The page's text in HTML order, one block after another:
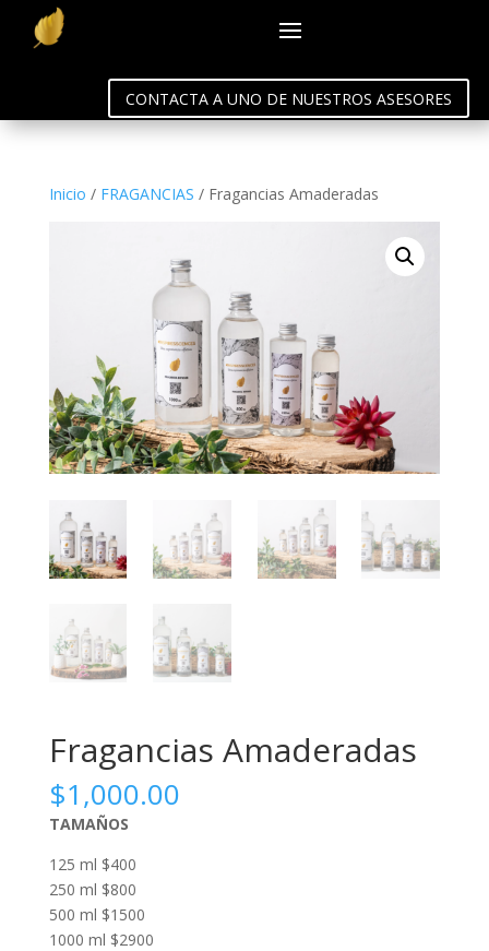
CONTACTA A UNO DE NUESTROS ASESORES
Inicio / FRAGANCIAS / Fragancias Amaderadas
Fragancias Amaderadas
$1,000.00
TAMAÑOS
125 ml $400
250 ml $800
500 ml $1500
1000 ml $2900